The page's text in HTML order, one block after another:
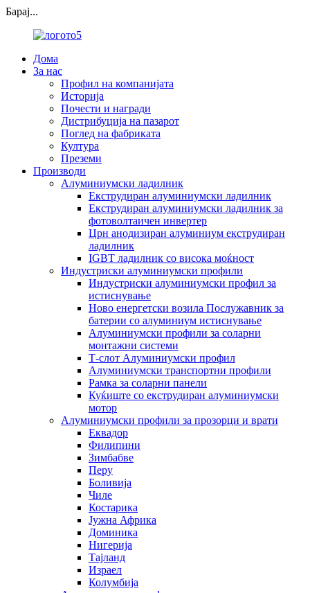
Барај...
Дома
За нас
Профил на компанијата
Историја
Почести и награди
Дистрибуција на пазарот
Поглед на фабриката
Култура
Преземи
Производи
Алуминиумски ладилник
Екструдиран алуминиумски ладилник
Екструдиран алуминиумски ладилник за
фотоволтаичен инвертер
Црн анодизиран алуминиум екструдиран
ладилник
IGBT ладилник со висока моќност
Индустриски алуминиумски профили
Индустриски алуминиумски профил за
истиснување
Ново енергетски возила Послужавник за
батерии со алуминиум истиснување
Алуминиумски профили за соларни
монтажни системи
Т-слот Алуминиумски профил
Алуминиумски транспортни профили
Рамка за соларни панели
Куќиште со екструдиран алуминиумски
мотор
Алуминиумски профили за прозорци и врати
Еквадор
Филипини
Зимбабве
Перу
Боливија
Чиле
Костарика
Јужна Африка
Доминика
Нигерија
Тајланд
Израел
Колумбија